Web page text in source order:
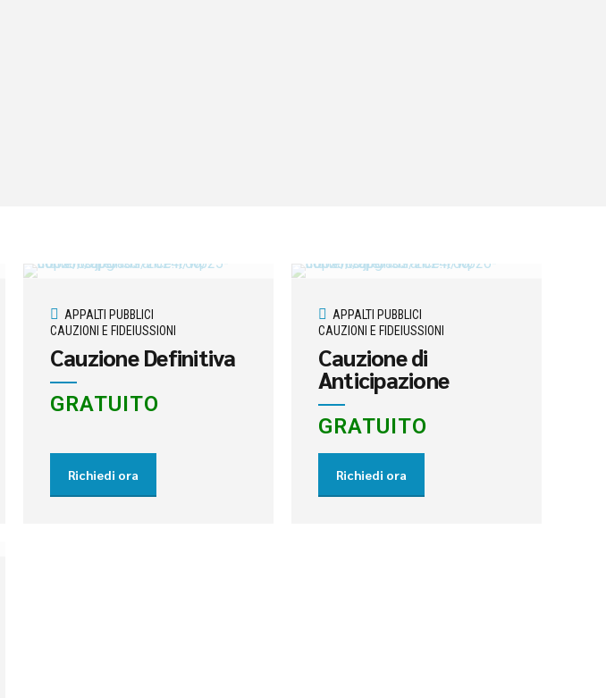
APPALTI PUBBLICI
CAUZIONI E FIDEIUSSIONI
Cauzione Definitiva
GRATUITO
Richiedi ora
APPALTI PUBBLICI
CAUZIONI E FIDEIUSSIONI
Cauzione di
Anticipazione
GRATUITO
Richiedi ora